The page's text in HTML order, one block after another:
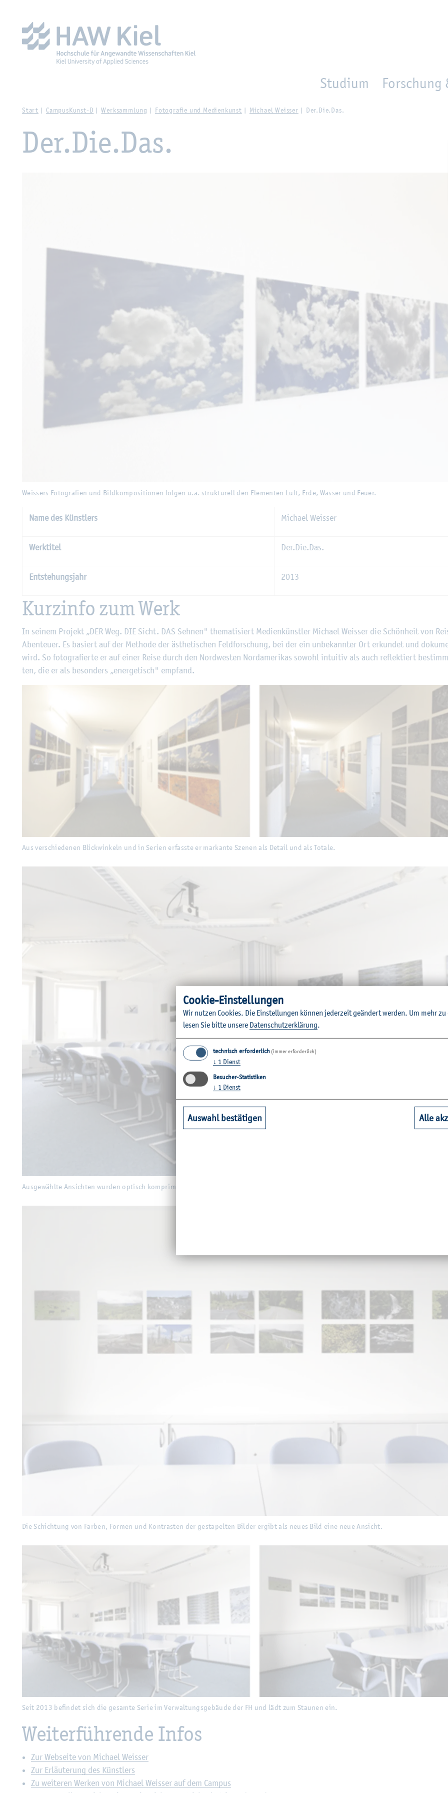
Studium Forschung
Start Cam­pus­Kunst-D Werk­samm­lung Fo­to­gra­fie und Me­di­en­kunst Mi­cha­el Weis­ser Der.​Die.​Das.
Der.​Die.​Das.
Weis­sers Fo­to­gra­fi­en und Bild­kom­po­si­tio­nen fol­gen u.a. struk­tu­rell den Ele­men­ten Luft, Erde, Was­ser und Feuer.
Name des Künst­lers Mi­cha­el Weis­ser
Werk­ti­tel Der.​Die.​Das.
Ent­ste­hungs­jahr 2013
Kurz­in­fo zum Werk
In sei­nem Pro­jekt „DER Weg. DIE Sicht. DAS Seh­nen" the­ma­ti­siert Me­di­en­künst­ler Mi­cha­el Weis­ser die Schön­heit von
Aben­teu­er. Es ba­siert auf der Me­tho­de der äs­the­ti­schen Feld­for­schung, bei der ein un­be­kann­ter Ort er­kun­det und
wird. So fo­to­gra­fier­te er auf einer Reise durch den Nord­wes­ten Nord­ame­ri­kas so­wohl in­tui­tiv als auch re­flek­tiert
ten, die er als be­son­ders „en­er­ge­tisch" emp­fand.
Aus ver­schie­de­nen Blick­win­keln und in Se­ri­en er­fass­te er mar­kan­te Sze­nen als De­tail und als To­ta­le.
Aus­ge­wähl­te An­sich­ten wur­den op­tisch kom­pri­miert und zu einem neuen Bild aus zehn ho­ri­zon­ta­len Strei­fen kom­po­niert.
Die Schich­tung von Far­ben, For­men und Kon­tras­ten der ge­sta­pel­ten Bil­der er­gibt als neues Bild eine neue An­sicht.
Seit 2013 be­fin­det sich die ge­sam­te Serie im Ver­wal­tungs­ge­bäu­de der FH und lädt zum Stau­nen ein.
Wei­ter­füh­ren­de Infos
Zur Web­sei­te von Mi­cha­el Weis­ser
Zur Er­läu­te­rung des Künst­lers
Zu wei­te­ren Wer­ken von Mi­cha­el Weis­ser auf dem Cam­pus
Coo­kie-Ein­stel­lun­gen
Wir nut­zen Coo­kies. Die Ein­stel­lun­gen kön­nen je­der­zeit ge­än­dert wer­den. Um mehr
lesen Sie bitte un­se­re Da­ten­schut­z­er­klä­rung.
technisch erforderlich (immer erforderlich)
↓ 1 Dienst
Besucher-Statistiken
↓ 1 Dienst
Auswahl bestätigen Alle